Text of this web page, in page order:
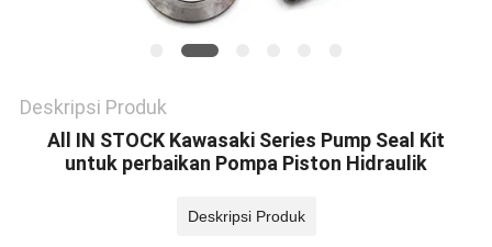
Deskripsi Produk
All IN STOCK Kawasaki Series Pump Seal Kit
untuk perbaikan Pompa Piston Hidraulik
Deskripsi Produk